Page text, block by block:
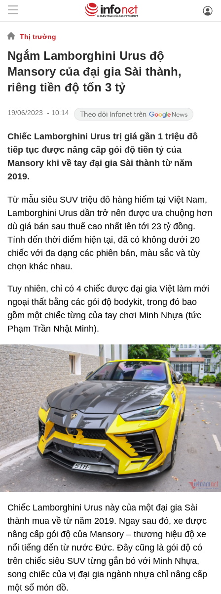
Thị trường
Ngắm Lamborghini Urus độ
Mansory của đại gia Sài thành,
riêng tiền độ tốn 3 tỷ
19/06/2023 - 10:14
Chiếc Lamborghini Urus trị giá gần 1 triệu đô
tiếp tục được nâng cấp gói độ tiền tỷ của
Mansory khi về tay đại gia Sài thành từ năm
2019.
Từ mẫu siêu SUV triệu đô hàng hiếm tại Việt Nam,
Lamborghini Urus dần trở nên được ưa chuộng hơn
dù giá bán sau thuế cao nhất lên tới 23 tỷ đồng.
Tính đến thời điểm hiện tại, đã có không dưới 20
chiếc với đa dạng các phiên bản, màu sắc và tùy
chọn khác nhau.
Tuy nhiên, chỉ có 4 chiếc được đại gia Việt làm mới
ngoại thất bằng các gói độ bodykit, trong đó bao
gồm một chiếc từng của tay chơi Minh Nhựa (tức
Phạm Trần Nhật Minh).
Chiếc Lamborghini Urus này của một đại gia Sài
thành mua về từ năm 2019. Ngay sau đó, xe được
nâng cấp gói độ của Mansory – thương hiệu độ xe
nổi tiếng đến từ nước Đức. Đây cũng là gói độ có
trên chiếc siêu SUV từng gắn bó với Minh Nhựa,
song chiếc của vị đại gia ngành nhựa chỉ nâng cấp
một số món đồ.